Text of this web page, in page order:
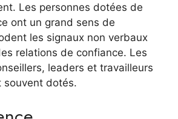
Les personnes dotées de
ont un grand sens de
les signaux non verbaux
relations de confiance. Les
leaders et travailleurs
souvent dotés.